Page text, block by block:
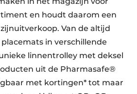
en houdt daarom een
Van de altijd
in verschillende
linnentrolley met deksel
uit de Pharmasafe®
met kortingen* tot maar